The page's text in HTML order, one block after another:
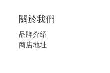
關於我們
品牌介紹
商店地址